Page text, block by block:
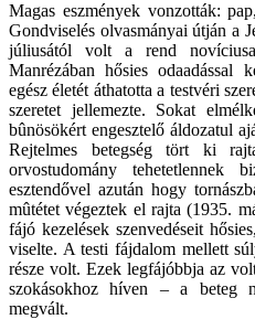
Magas eszmények vonzották:
Gondviselés olvasmányai útján a
júliusától volt a rend
Manrézában hősies odaadással
egész életét áthatotta a testvéri
szeretet jellemezte. Sokat
bûnösökért engesztelő áldozatul
Rejtelmes betegség tört ki
orvostudomány tehetetlennek
esztendővel azután hogy
mûtétet végeztek el rajta (1935.
fájó kezelések szenvedéseit
viselte. A testi fájdalom mellett
része volt. Ezek legfájóbbja az
szokásokhoz híven – a beteg
megvált.